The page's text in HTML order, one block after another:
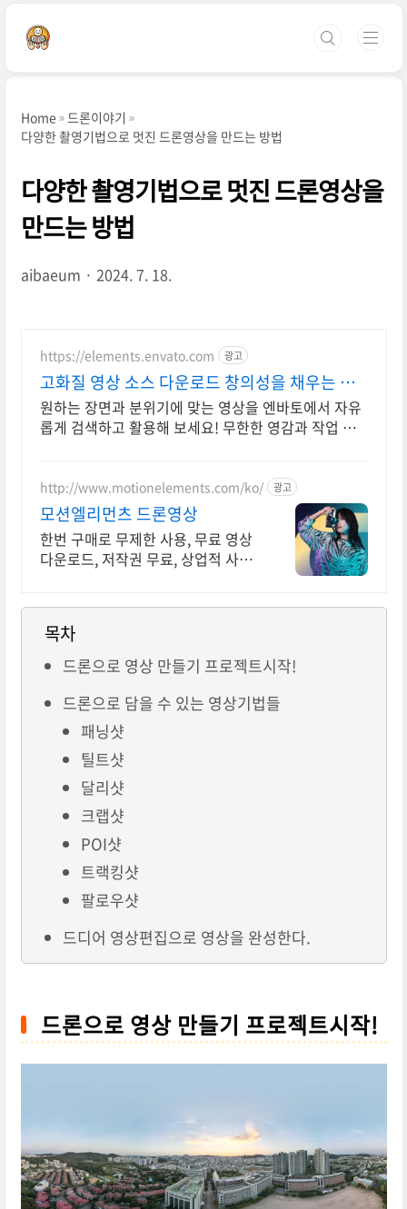
Home
드론이야기
다양한 촬영기법으로 멋진 드론영상을 만드는 방법
다양한 촬영기법으로 멋진 드론영상을
만드는 방법
aibaeum 2024. 7. 18.
https://elements.envato.com 광고
고화질 영상 소스 다운로드 창의성을 채우는 아
카이브
원하는 장면과 분위기에 맞는 영상을 엔바토에서 자유
롭게 검색하고 활용해 보세요! 무한한 영감과 작업 효
http://www.motionelements.com/ko/ 광고
모션엘리먼츠 드론영상
한번 구매로 무제한 사용, 무료 영상
다운로드, 저작권 무료, 상업적 사용
목차
드론으로 영상 만들기 프로젝트시작!
드론으로 담을 수 있는 영상기법들
패닝샷
틸트샷
달리샷
크랩샷
POI샷
트랙킹샷
팔로우샷
드디어 영상편집으로 영상을 완성한다.
드론으로 영상 만들기 프로젝트시작!